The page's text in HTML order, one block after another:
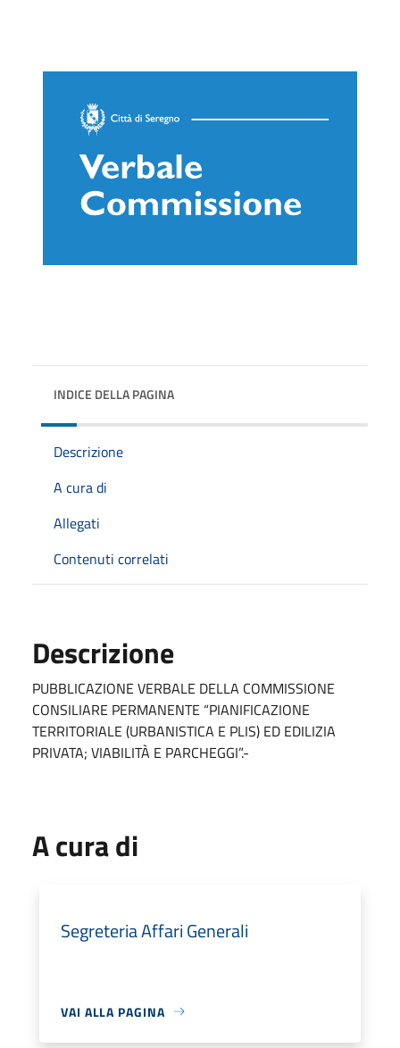
INDICE DELLA PAGINA
Descrizione
A cura di
Allegati
Contenuti correlati
Descrizione
PUBBLICAZIONE VERBALE DELLA COMMISSIONE
CONSILIARE PERMANENTE “PIANIFICAZIONE
TERRITORIALE (URBANISTICA E PLIS) ED EDILIZIA
PRIVATA; VIABILITÀ E PARCHEGGI”.-
A cura di
Segreteria Affari Generali
VAI ALLA PAGINA